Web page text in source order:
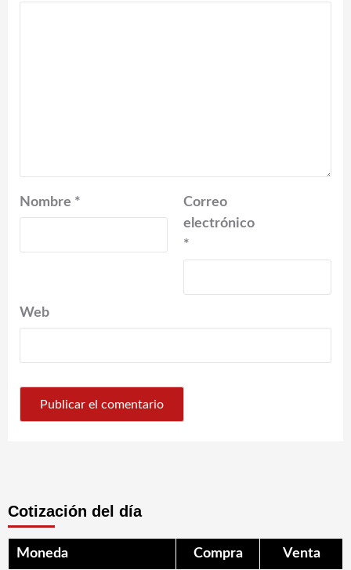
Nombre *
Correo
electrónico
*
Web
Cotización del día
Moneda Compra Venta